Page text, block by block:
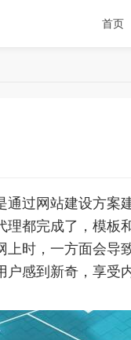
首页
网站建设方案
都完成了，模板
，一方面会导
户感到新奇，享